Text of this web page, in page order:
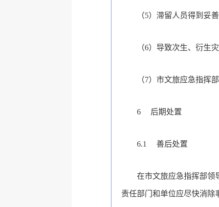
（5）滞留人员得到妥
（6）导致次生、衍生
（7）市文旅应急指挥
6 后期处置
6.1 善后处置
在市文旅应急指挥部领
责任部门和单位应尽快消除